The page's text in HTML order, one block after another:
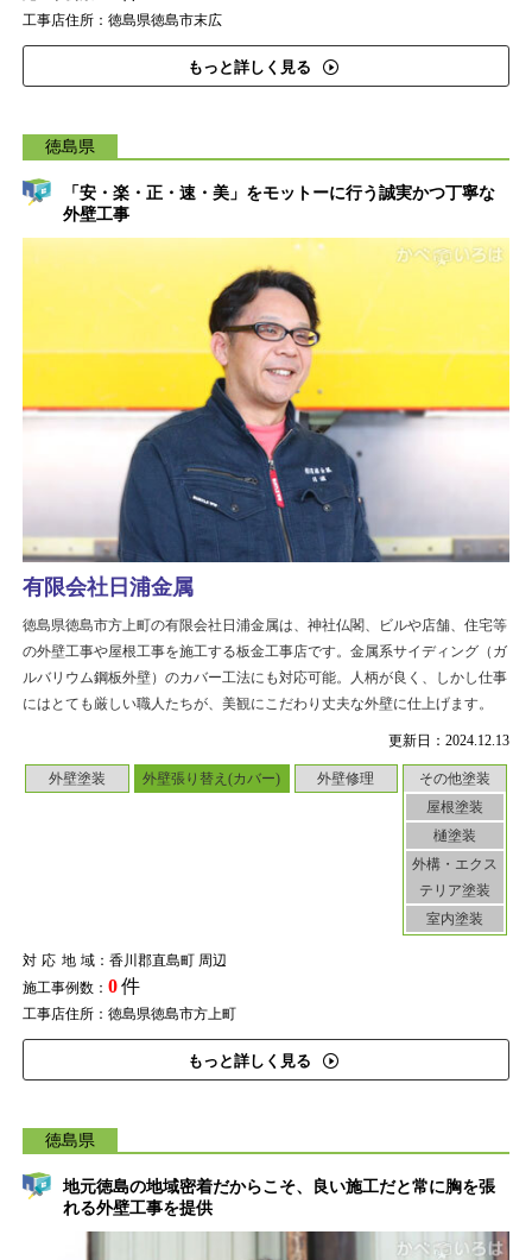
工事店住所：徳島県徳島市末広
もっと詳しく見る
徳島県
「安・楽・正・速・美」をモットーに行う誠実かつ丁寧な
外壁工事
更新日：2024.12.13
外壁塗装 外壁張り替え(カバー) 外壁修理
その他塗装
屋根塗装
樋塗装
外構・エクス
テリア塗装
室内塗装
対応地域：香川郡直島町 周辺
施工事例数： 0件
工事店住所：徳島県徳島市方上町
もっと詳しく見る
有限会社日浦金属
徳島県徳島市方上町の有限会社日浦金属は、神社仏閣、ビルや店舗、住宅等
の外壁工事や屋根工事を施工する板金工事店です。金属系サイディング（ガ
ルバリウム鋼板外壁）のカバー工法にも対応可能。人柄が良く、しかし仕事
にはとても厳しい職人たちが、美観にこだわり丈夫な外壁に仕上げます。
徳島県
地元徳島の地域密着だからこそ、良い施工だと常に胸を張
れる外壁工事を提供